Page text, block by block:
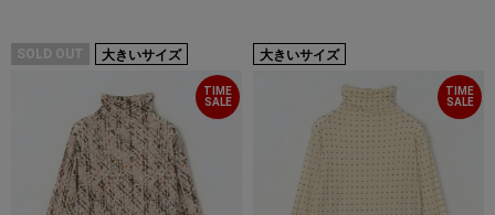
SOLD OUT 大きいサイズ
TIME
SALE
大きいサイズ
TIME
SALE